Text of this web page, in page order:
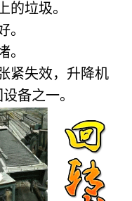
的垃圾。
。
。
紧失效，升降机
备之一。